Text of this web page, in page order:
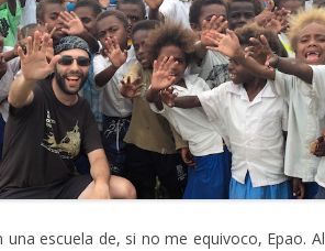
escuela de, si no me equivoco, Epao.